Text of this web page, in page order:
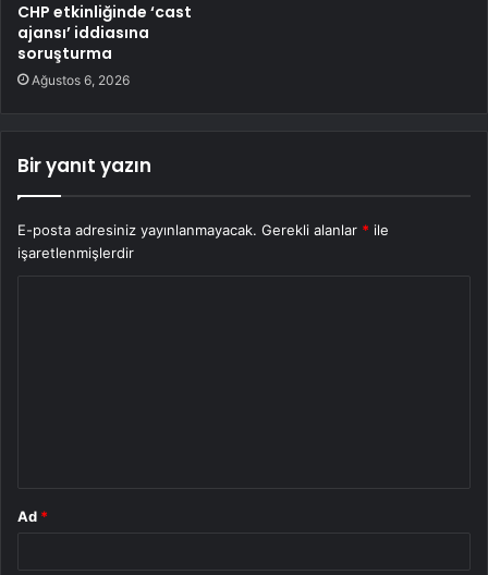
CHP etkinliğinde ‘cast
ajansı’ iddiasına
soruşturma
Ağustos 6, 2026
Bir yanıt yazın
E-posta adresiniz yayınlanmayacak. Gerekli alanlar * ile
işaretlenmişlerdir
Ad *